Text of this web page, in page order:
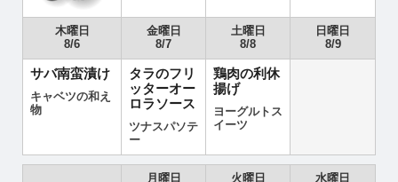
木曜日
8/6
金曜日
8/7
土曜日
8/8
日曜日
8/9
サバ南蛮漬け
キャベツの和え
物
タラのフリ
ッターオー
ロラソース
ツナスパソテ
ー
鶏肉の利休
揚げ
ヨーグルトス
イーツ
月曜日
火曜日
水曜日